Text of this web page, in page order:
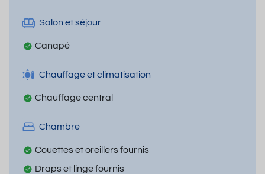
Salon et séjour
Canapé
Chauffage et climatisation
Chauffage central
Chambre
Couettes et oreillers fournis
Draps et linge fournis